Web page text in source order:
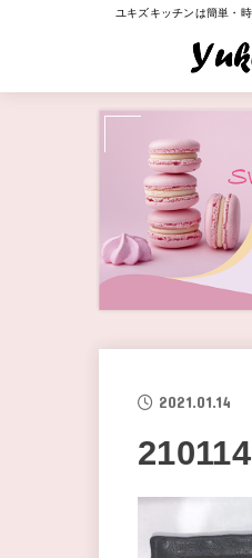
ユキズキッチンは簡単・
2021.01.14